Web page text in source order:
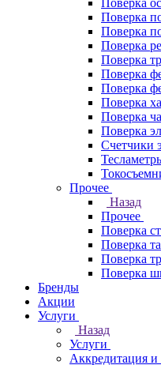
Поверка
Поверка
Поверка
Поверка
Поверка
Поверка
Поверка
Поверка
Поверка
Поверка
Счетчики
Прочее
Назад
Прочее
Поверка
Поверка
Поверка
Поверка
Бренды
Акции
Услуги
Назад
Услуги
Аккредитация и